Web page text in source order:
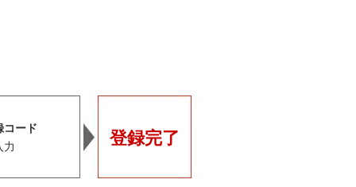
コード
力 登録完了